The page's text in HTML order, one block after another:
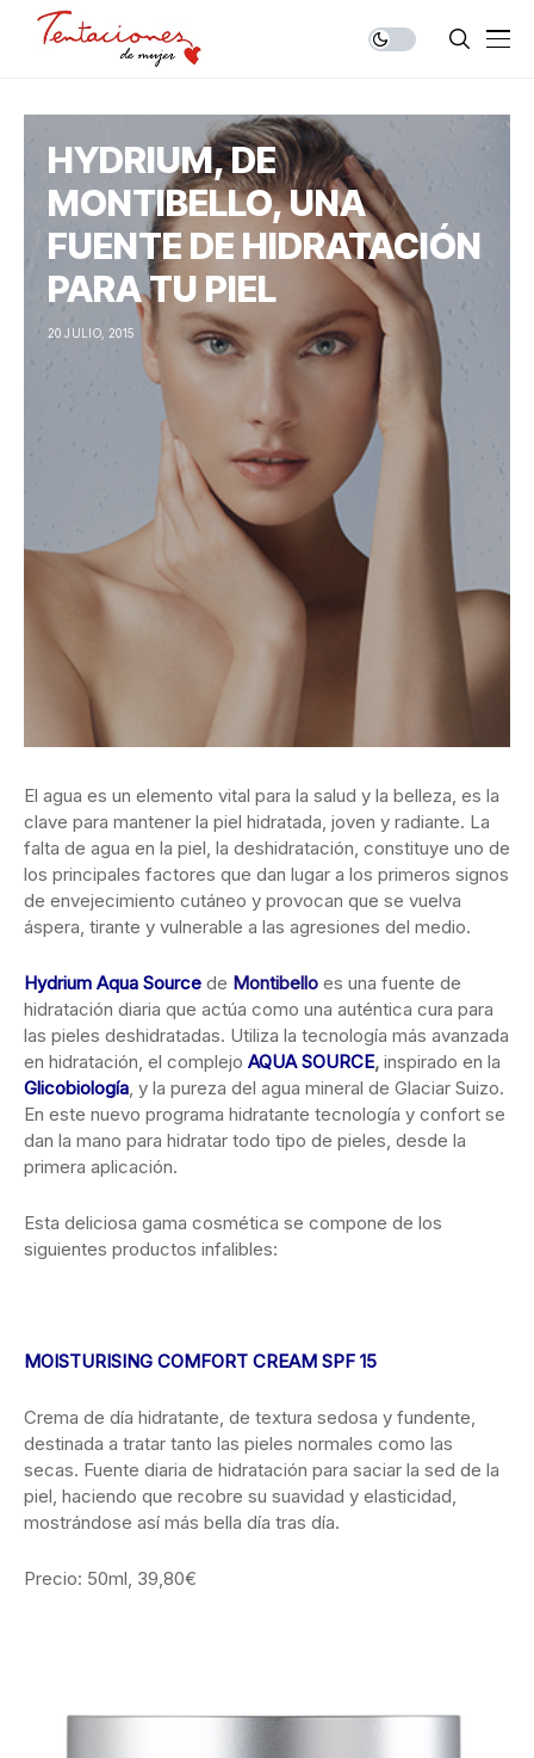
HYDRIUM, DE
MONTIBELLO, UNA
FUENTE DE HIDRATACIÓN
PARA TU PIEL
20 JULIO, 2015
El agua es un elemento vital para la salud y la belleza, es la
clave para mantener la piel hidratada, joven y radiante. La
falta de agua en la piel, la deshidratación, constituye uno de
los principales factores que dan lugar a los primeros signos
de envejecimiento cutáneo y provocan que se vuelva
áspera, tirante y vulnerable a las agresiones del medio.
Hydrium Aqua Source de Montibello es una fuente de
hidratación diaria que actúa como una auténtica cura para
las pieles deshidratadas. Utiliza la tecnología más avanzada
en hidratación, el complejo AQUA SOURCE, inspirado en la
Glicobiología, y la pureza del agua mineral de Glaciar Suizo.
En este nuevo programa hidratante tecnología y confort se
dan la mano para hidratar todo tipo de pieles, desde la
primera aplicación.
Esta deliciosa gama cosmética se compone de los
siguientes productos infalibles:
MOISTURISING COMFORT CREAM SPF 15
Crema de día hidratante, de textura sedosa y fundente,
destinada a tratar tanto las pieles normales como las
secas. Fuente diaria de hidratación para saciar la sed de la
piel, haciendo que recobre su suavidad y elasticidad,
mostrándose así más bella día tras día.
Precio: 50ml, 39,80€